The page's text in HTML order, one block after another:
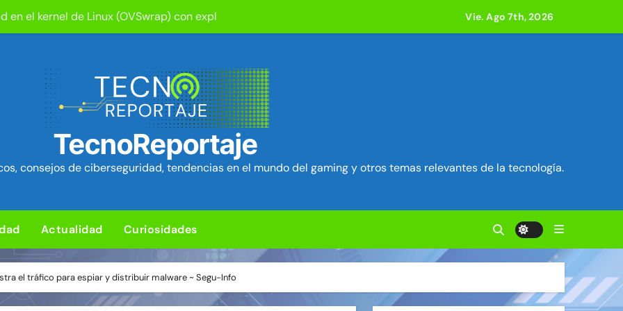
en el kernel de Linux (OVSwrap) con exploit activo afecta 800 compilaciones
Security Project ~ Segu-Info
en cPanel permite ejecutar SQL como root (extra: vulnerabilidad en Exim) ~ Segu-Info
para sorprender con pocos ingredientes
ciberataques que interrumpen los servicios de agua en Estados Unidos ~ Segu-Info
hardware de Coldcard permite robar ~1.400 btc ~ Segu-Info
Android baratos se hacen pasar por teléfonos y se convierten en servidores proxy. ~ Segu-Info
para subir un kit de herramientas de post-explotación a Oracle
Vie. Ago 7th, 2026
TecnoReportaje
consejos de ciberseguridad, tendencias en el mundo del gaming y otros temas relevantes de la tecnología.
Actualidad Curiosidades
el tráfico para espiar y distribuir malware ~ Segu-Info